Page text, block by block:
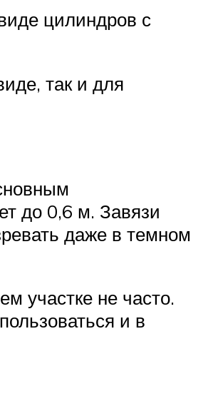
цилиндров с
так и для
до 0,6 м. Завязи
даже в темном
участке не часто.
и в